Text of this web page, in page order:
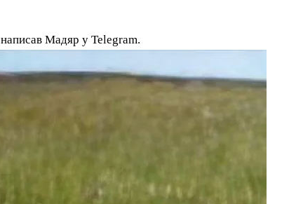
написав Мадяр у Telegram.